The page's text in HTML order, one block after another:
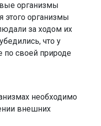
организмы
этого организмы
за ходом их
убедились, что у
по своей природе
необходимо
внешних